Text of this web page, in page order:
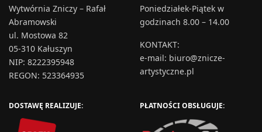
Wytwórnia Zniczy – Rafał
Abramowski
ul. Mostowa 82
05-310 Kałuszyn
NIP: 8222395948
REGON: 523364935
Poniedziałek-Piątek w
godzinach 8.00 – 14.00
KONTAKT:
e-mail: biuro@znicze-
artystyczne.pl
DOSTAWĘ REALIZUJE: PŁATNOŚCI OBSŁUGUJE: